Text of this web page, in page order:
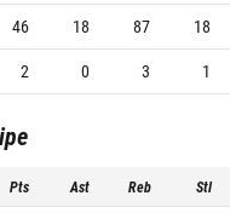
46 18 87
18
2 0 3 1
Pts Ast Reb Stl